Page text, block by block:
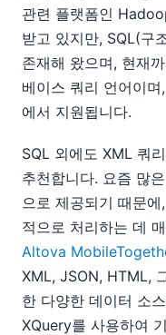
관련 플랫폼인
받고 있지만, SQL(구
존재해 왔으며, 현재
베이스 쿼리 언어이
에서 지원됩니다.
SQL 외에도 XML 쿼
추천합니다. 요즘 많
으로 제공되기 때문
적으로 처리하는 데
Altova
XML, JSON, HTML,
한 다양한 데이터 소
XQuery를 사용하여